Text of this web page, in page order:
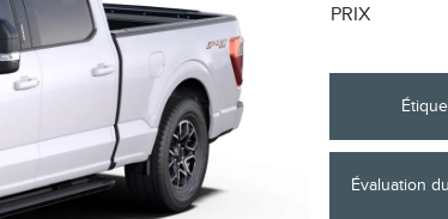
PRIX
Évaluation